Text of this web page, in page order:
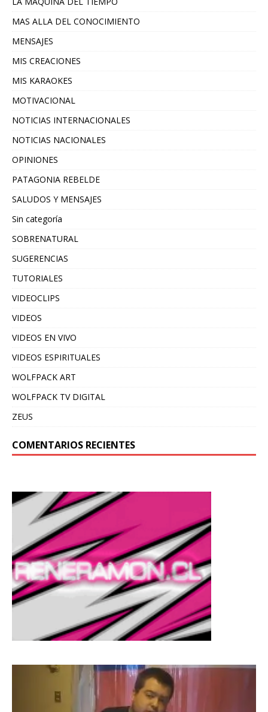
MAS ALLA DEL CONOCIMIENTO
MENSAJES
MIS CREACIONES
MIS KARAOKES
MOTIVACIONAL
NOTICIAS INTERNACIONALES
NOTICIAS NACIONALES
OPINIONES
PATAGONIA REBELDE
SALUDOS Y MENSAJES
Sin categoría
SOBRENATURAL
SUGERENCIAS
TUTORIALES
VIDEOCLIPS
VIDEOS
VIDEOS EN VIVO
VIDEOS ESPIRITUALES
WOLFPACK ART
WOLFPACK TV DIGITAL
ZEUS
COMENTARIOS RECIENTES